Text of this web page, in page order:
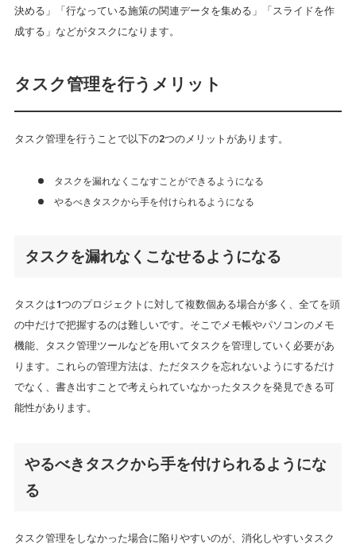
決める」「行なっている施策の関連データを集める」「スライドを作
成する」などがタスクになります。
タスク管理を行うメリット
タスク管理を行うことで以下の2つのメリットがあります。
タスクを漏れなくこなすことができるようになる
やるべきタスクから手を付けられるようになる
タスクを漏れなくこなせるようになる
タスクは1つのプロジェクトに対して複数個ある場合が多く、全てを頭
の中だけで把握するのは難しいです。そこでメモ帳やパソコンのメモ
機能、タスク管理ツールなどを用いてタスクを管理していく必要があ
ります。これらの管理方法は、ただタスクを忘れないようにするだけ
でなく、書き出すことで考えられていなかったタスクを発見できる可
能性があります。
やるべきタスクから手を付けられるようにな
る
タスク管理をしなかった場合に陥りやすいのが、消化しやすいタスク